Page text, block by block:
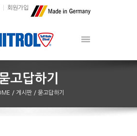
회원가입
/ 게시판 / 묻고답하기